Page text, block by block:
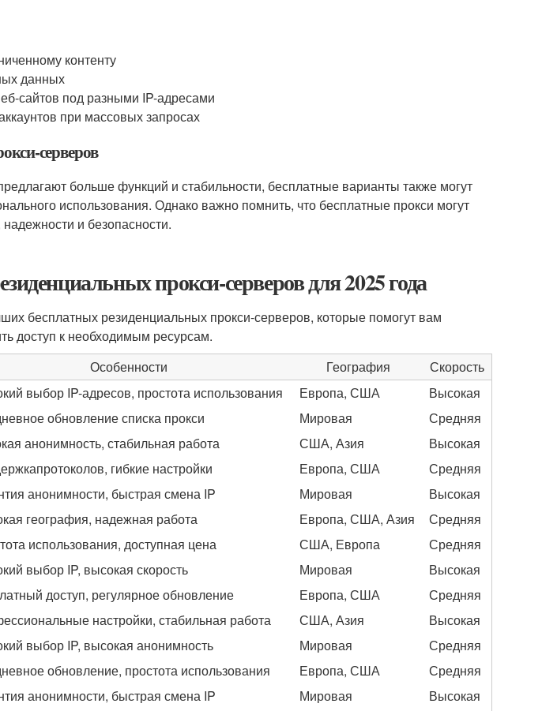
контенту
данных
сайтов под разными IP-адресами
при массовых запросах
серверов
больше функций и стабильности, бесплатные варианты также могут
использования. Однако важно помнить, что бесплатные прокси могут
и безопасности.
прокси-серверов для 2025 года
бесплатных резиденциальных прокси-серверов, которые помогут вам
доступ к необходимым ресурсам.
Особенности География
Скорость
выбор IP-адресов, простота использования Европа, США
Высокая
обновление списка прокси Мировая
Средняя
анонимность, стабильная работа США, Азия
Высокая
гибкие настройки Европа, США
Средняя
анонимности, быстрая смена IP Мировая
Высокая
география, надежная работа Европа, США, Азия
Средняя
использования, доступная цена США, Европа
Средняя
выбор IP, высокая скорость Мировая
Высокая
доступ, регулярное обновление Европа, США
Средняя
настройки, стабильная работа США, Азия
Высокая
выбор IP, высокая анонимность Мировая
Средняя
обновление, простота использования Европа, США
Средняя
анонимности, быстрая смена IP Мировая
Высокая